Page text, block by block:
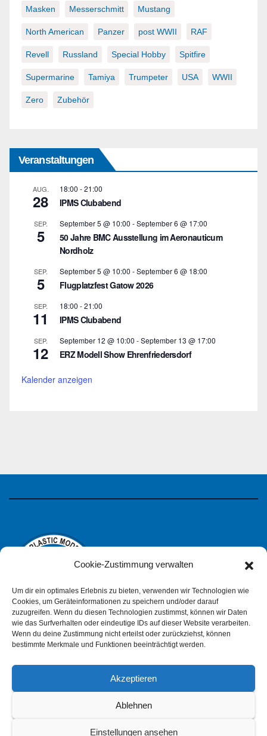
Cookie-Zustimmung verwalten
Um dir ein optimales Erlebnis zu bieten, verwenden wir Technologien wie
Cookies, um Geräteinformationen zu speichern und/oder darauf
zuzugreifen. Wenn du diesen Technologien zustimmst, können wir Daten
wie das Surfverhalten oder eindeutige IDs auf dieser Website verarbeiten.
Wenn du deine Zustimmung nicht erteilst oder zurückziehst, können
bestimmte Merkmale und Funktionen beeinträchtigt werden.
Akzeptieren
Ablehnen
Einstellungen ansehen
Masken Messerschmitt Mustang
North American Panzer post WWII RAF
Revell Russland Special Hobby Spitfire
Supermarine Tamiya Trumpeter USA WWII
Zero Zubehör
Veranstaltungen
AUG.
28
18:00 -21:00
IPMS Clubabend
SEP.
5
September 5 @ 10:00 -September 6 @ 17:00
50 Jahre BMC Ausstellung im Aeronauticum
Nordholz
SEP.
5
September 5 @ 10:00 -September 6 @ 18:00
Flugplatzfest Gatow 2026
SEP.
11
18:00 -21:00
IPMS Clubabend
SEP.
12
September 12 @ 10:00 -September 13 @ 17:00
ERZ Modell Show Ehrenfriedersdorf
Kalender anzeigen
IPMS Deutschland
Datenschutzerklärung (pdf)